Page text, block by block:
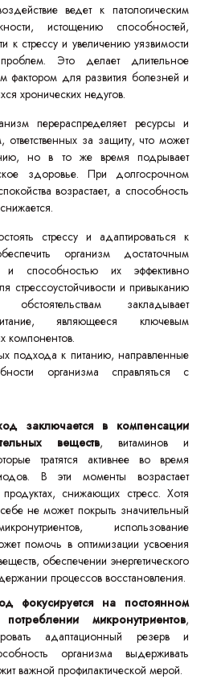
ведет к патологическим
истощению способностей,
к стрессу и увеличению уязвимости
Это делает длительное
фактором для развития болезней и
хронических недугов.
перераспределяет ресурсы и
ответственных за защиту, что может
но в то же время подрывает
здоровье. При долгосрочном
возрастает, а способность
стрессу и адаптироваться к
организм достаточным
и способностью их эффективно
стрессоустойчивости и привыканию
закладывает
являющееся ключевым
компонентов.
подхода к питанию, направленные
организма справляться с
заключается в компенсации
веществ, витаминов и
тратятся активнее во время
В эти моменты возрастает
снижающих стресс. Хотя
не может покрыть значительный
использование
помочь в оптимизации усвоения
обеспечении энергетического
процессов восстановления.
фокусируется на постоянном
потреблении микронутриентов,
адаптационный резерв и
организма выдерживать
важной профилактической мерой.